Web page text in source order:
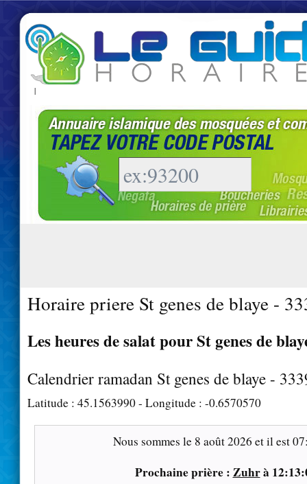
|
Horaire priere St genes de blaye -
Les heures de salat pour St genes de
Calendrier ramadan St genes de blaye -
Latitude : 45.1563990- Longitude : -0.6570570
Nous sommes le 8 août 2026 et il est
Prochaine prière : Zuhrà